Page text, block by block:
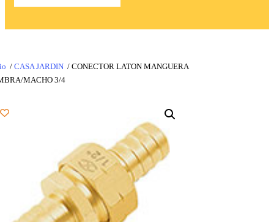
/ CASA JARDIN / CONECTOR LATON MANGUERA
MACHO 3/4